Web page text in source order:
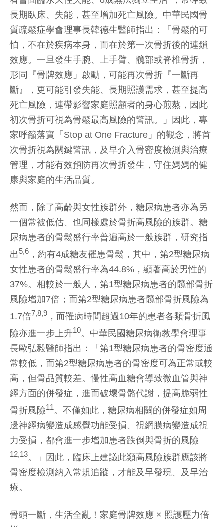
長期臥床、失能，甚至增加死亡風險。中華民國骨
質疏鬆症學會理事長韓德生醫師指出：「骨鬆的可
怕，不在於疾病本身，而在於第一次骨折後的連鎖
效應。一旦發生手腕、上手臂、髖部或脊椎骨折，
形同『骨牌效應」啟動，可能再次骨折『一斷再
斷』，更可能引發失能、長期照護需求，甚至提高
死亡風險，連帶影響家庭照顧者的身心煎熬，因此
初次骨折可視為骨鬆最高風險的警訊。」因此，專
家呼籲落實「Stop at One Fracture」的觀念，將首
次骨折視為關鍵警訊，及早介入骨密度檢測與治療
管理，才能有效預防再次骨折發生，守住媽媽的健
康與家庭的生活品質。
然而，除了高齡與女性族群外，糖尿病患者亦為另
一個常被低估、也同樣處於骨折高風險的族群。糖
尿病患者的骨鬆盛行率普遍高於一般族群，研究指
出5,6 ，約有4成糖友罹患骨鬆，其中，第2型糖尿病
女性患者的骨鬆盛行率為44.8%，顯著高於男性的
37%。相較於一般人，第1型糖尿病患者的髖部骨折
風險增加7倍；而第2型糖尿病患者髖部骨折風險為
1.7倍7,8,9 ，而罹病時間超過10年的患者各類骨折風
險亦進一步上升10。中華民國糖尿病衛教學會理事
長歐弘毅醫師指出：「第1型糖尿病患者的骨密度通
常較低，而第2型糖尿病患者的骨密度可為正常或較
高，但骨品質較差。慢性高血糖會導致微血管與神
經方面的併發症，進而破壞骨骼代謝，提高脆弱性
骨折風險11 。不僅如此，糖尿病相關的併發症如周
邊神經病變造成感覺功能受損、視網膜病變造成視
力受損，都會進一步增加患者跌倒與骨折的風險
12,13。」因此，臨床上建議此類高風險族群應該將
骨密度檢測納入常規追蹤，才能及早發現、及早治
療。
骨頭一斷，生活全亂！家庭骨牌效應 × 照護壓力倍